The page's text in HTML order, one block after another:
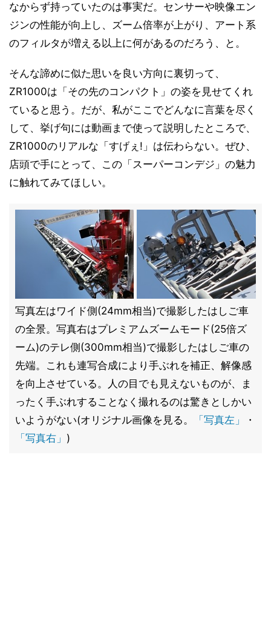
なからず持っていたのは事実だ。センサーや映像エン
ジンの性能が向上し、ズーム倍率が上がり、アート系
のフィルタが増える以上に何があるのだろう、と。
そんな諦めに似た思いを良い方向に裏切って、
ZR1000は「その先のコンパクト」の姿を見せてくれ
ていると思う。だが、私がここでどんなに言葉を尽く
して、挙げ句には動画まで使って説明したところで、
ZR1000のリアルな「すげぇ!」は伝わらない。ぜひ、
店頭で手にとって、この「スーパーコンデジ」の魅力
に触れてみてほしい。
写真左はワイド側(24mm相当)で撮影したはしご車
の全景。写真右はプレミアムズームモード(25倍ズ
ーム)のテレ側(300mm相当)で撮影したはしご車の
先端。これも連写合成により手ぶれを補正、解像感
を向上させている。人の目でも見えないものが、ま
ったく手ぶれすることなく撮れるのは驚きとしかい
いようがない(オリジナル画像を見る。
「写真左」
・
「写真右」 )